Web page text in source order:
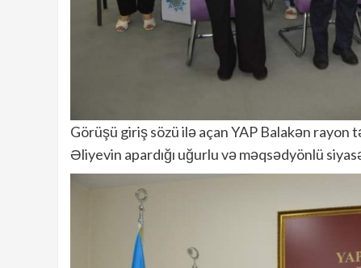
Görüşü giriş sözü ilə açan YAP Balakən rayon
Əliyevin apardığı uğurlu və məqsədyönlü